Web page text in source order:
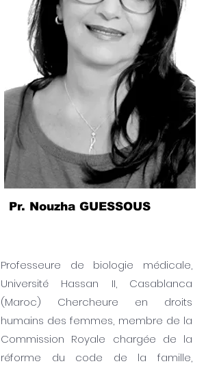
Pr. Nouzha GUESSOUS
Professeure de biologie médicale,
Université Hassan II, Casablanca
(Maroc) Chercheure en droits
humains des femmes, membre de la
Commission Royale chargée de la
réforme du code de la famille,